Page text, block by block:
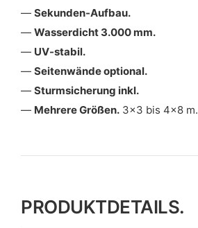
Sekunden-Aufbau.
Wasserdicht 3.000 mm.
UV-stabil.
Seitenwände optional.
Sturmsicherung inkl.
Mehrere Größen. 3×3 bis 4×8 m.
PRODUKTDETAILS.